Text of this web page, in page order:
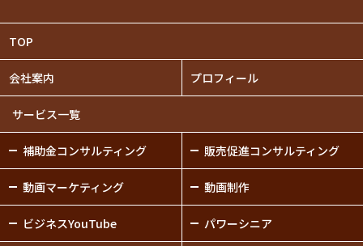
TOP
会社案内 プロフィール
サービス一覧
補助金コンサルティング 販売促進コンサルティング
動画マーケティング 動画制作
ビジネスYouTube パワーシニア